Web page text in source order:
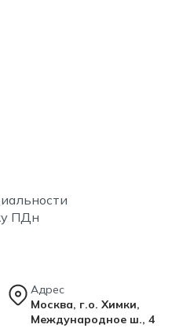
ПДн
Адрес
Москва, г.о. Химки,
Международное ш., 4